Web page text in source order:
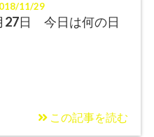
11/29
27日 今日は何の日
この記事を読む